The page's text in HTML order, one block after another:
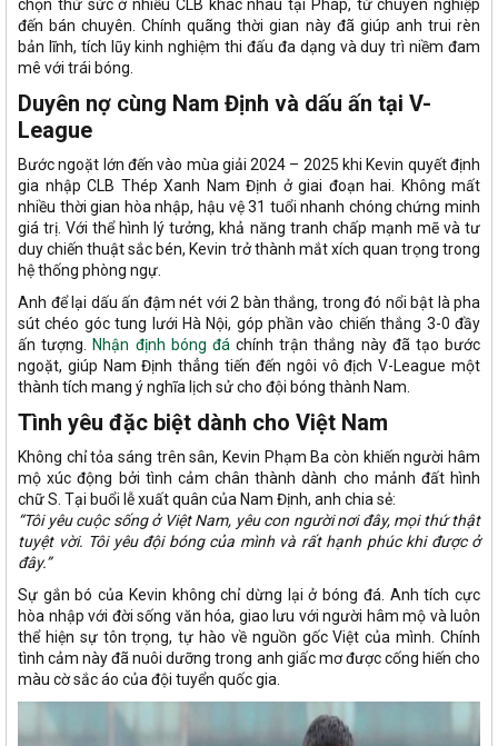
chọn thử sức ở nhiều CLB khác nhau tại Pháp, từ chuyên nghiệp
đến bán chuyên. Chính quãng thời gian này đã giúp anh trui rèn
bản lĩnh, tích lũy kinh nghiệm thi đấu đa dạng và duy trì niềm đam
mê với trái bóng.
Duyên nợ cùng Nam Định và dấu ấn tại V-
League
Bước ngoặt lớn đến vào mùa giải 2024 – 2025 khi Kevin quyết định
gia nhập CLB Thép Xanh Nam Định ở giai đoạn hai. Không mất
nhiều thời gian hòa nhập, hậu vệ 31 tuổi nhanh chóng chứng minh
giá trị. Với thể hình lý tưởng, khả năng tranh chấp mạnh mẽ và tư
duy chiến thuật sắc bén, Kevin trở thành mắt xích quan trọng trong
hệ thống phòng ngự.
Anh để lại dấu ấn đậm nét với 2 bàn thắng, trong đó nổi bật là pha
sút chéo góc tung lưới Hà Nội, góp phần vào chiến thắng 3-0 đầy
ấn tượng.
Nhận định bóng đá chính trận thắng này đã tạo bước
ngoặt, giúp Nam Định thẳng tiến đến ngôi vô địch V-League một
thành tích mang ý nghĩa lịch sử cho đội bóng thành Nam.
Tình yêu đặc biệt dành cho Việt Nam
Không chỉ tỏa sáng trên sân, Kevin Phạm Ba còn khiến người hâm
mộ xúc động bởi tình cảm chân thành dành cho mảnh đất hình
chữ S. Tại buổi lễ xuất quân của Nam Định, anh chia sẻ:
“Tôi yêu cuộc sống ở Việt Nam, yêu con người nơi đây, mọi thứ thật
tuyệt vời. Tôi yêu đội bóng của mình và rất hạnh phúc khi được ở
đây.”
Sự gắn bó của Kevin không chỉ dừng lại ở bóng đá. Anh tích cực
hòa nhập với đời sống văn hóa, giao lưu với người hâm mộ và luôn
thể hiện sự tôn trọng, tự hào về nguồn gốc Việt của mình. Chính
tình cảm này đã nuôi dưỡng trong anh giấc mơ được cống hiến cho
màu cờ sắc áo của đội tuyển quốc gia.